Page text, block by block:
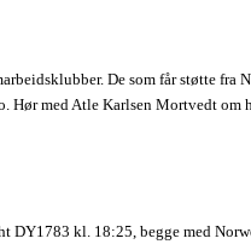
De som får støtte
Hør med Atle Karlsen Mortvedt
DY1783 kl. 18:25, begge med